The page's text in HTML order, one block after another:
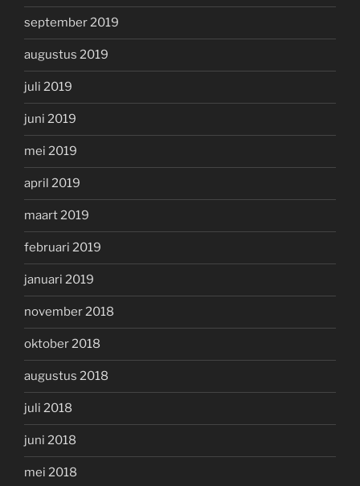
september 2019
augustus 2019
juli 2019
juni 2019
mei 2019
april 2019
maart 2019
februari 2019
januari 2019
november 2018
oktober 2018
augustus 2018
juli 2018
juni 2018
mei 2018